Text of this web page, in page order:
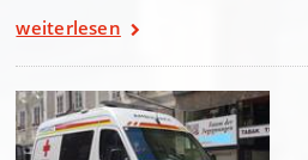
weiterlesen